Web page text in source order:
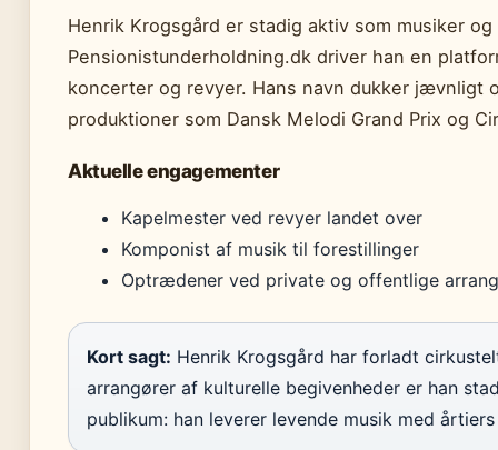
Henrik Krogsgård er stadig aktiv som musiker
Pensionistunderholdning.dk driver han en
koncerter og revyer. Hans navn dukker jævnligt
produktioner som Dansk Melodi Grand Prix og
Aktuelle engagementer
Kapelmester ved revyer landet over
Komponist af musik til forestillinger
Optrædener ved private og offentlige
Kort sagt: Henrik Krogsgård har forladt
arrangører af kulturelle begivenheder er han
publikum: han leverer levende musik med